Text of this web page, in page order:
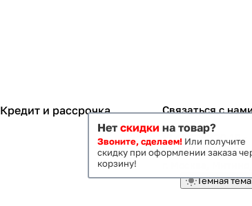
Кредит и рассрочка Связаться с
+7 495 363-70-19
magazin-
г. Москва,
Темная тема
Нет скидки на товар?
Звоните, сделаем! Или получите
скидку при оформлении заказа
корзину!